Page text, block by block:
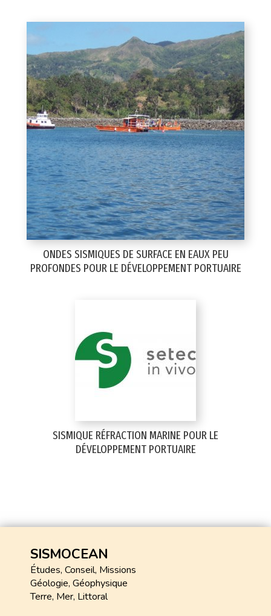
ONDES SISMIQUES DE SURFACE EN EAUX PEU
PROFONDES POUR LE DÉVELOPPEMENT PORTUAIRE
SISMIQUE RÉFRACTION MARINE POUR LE
DÉVELOPPEMENT PORTUAIRE
SISMOCEAN
Études, Conseil, Missions
Géologie, Géophysique
Terre, Mer, Littoral